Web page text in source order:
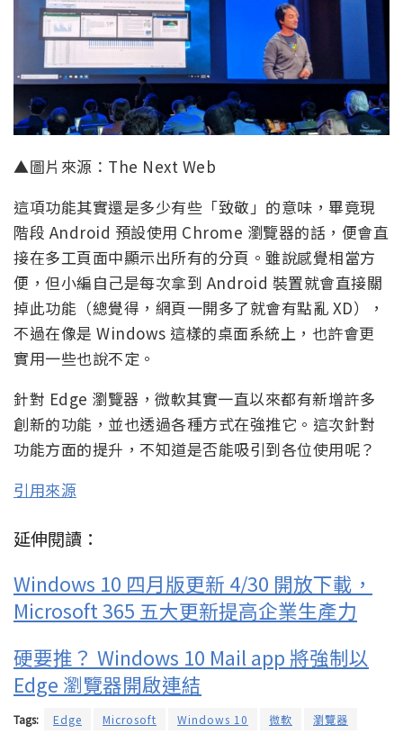
▲圖片來源：The Next Web
這項功能其實還是多少有些「致敬」的意味，畢竟現
階段 Android 預設使用 Chrome 瀏覽器的話，便會直
接在多工頁面中顯示出所有的分頁。雖說感覺相當方
便，但小編自己是每次拿到 Android 裝置就會直接關
掉此功能（總覺得，網頁一開多了就會有點亂 XD），
不過在像是 Windows 這樣的桌面系統上，也許會更
實用一些也說不定。
針對 Edge 瀏覽器，微軟其實一直以來都有新增許多
創新的功能，並也透過各種方式在強推它。這次針對
功能方面的提升，不知道是否能吸引到各位使用呢？
引用來源
延伸閱讀：
Windows 10 四月版更新 4/30 開放下載，
Microsoft 365 五大更新提高企業生產力
硬要推？ Windows 10 Mail app 將強制以
Edge 瀏覽器開啟連結
Tags: Edge Microsoft Windows 10 微軟 瀏覽器